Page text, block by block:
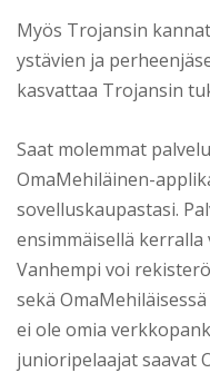
Myös Trojansin
ystävien ja
kasvattaa Trojansin
Saat molemmat
OmaMehiläinen-
sovelluskaupastasi.
ensimmäisellä
Vanhempi voi
sekä
ei ole omia
junioripelaajat saavat